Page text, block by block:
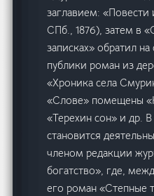
заглавием:
СПб., 1876), затем в
записках» обратил
публики роман из
«Хроника села
«Слове» помещены
«Терехин сон» и др.
становится
членом редакции
богатство», где,
его роман «Степные